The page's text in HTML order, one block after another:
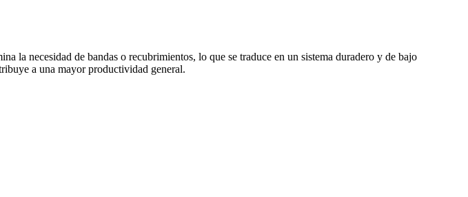
la necesidad de bandas o recubrimientos, lo que se traduce en un sistema duradero y de bajo
a una mayor productividad general.